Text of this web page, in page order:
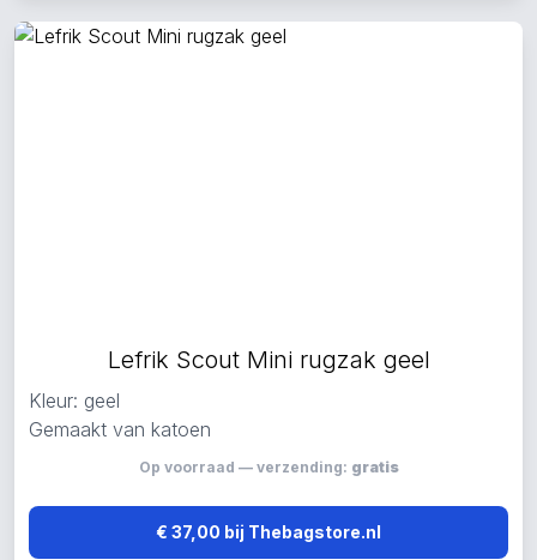
Lefrik Scout Mini rugzak geel
Kleur: geel
Gemaakt van katoen
Op voorraad — verzending: gratis
€ 37,00 bij Thebagstore.nl